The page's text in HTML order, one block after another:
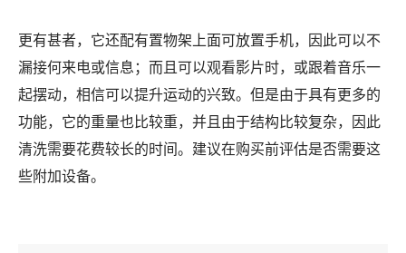
更有甚者，它还配有置物架上面可放置手机，因此可以不
漏接何来电或信息；而且可以观看影片时，或跟着音乐一
起摆动，相信可以提升运动的兴致。但是由于具有更多的
功能，它的重量也比较重，并且由于结构比较复杂，因此
清洗需要花费较长的时间。建议在购买前评估是否需要这
些附加设备。